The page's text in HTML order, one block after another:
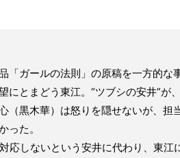
「ガールの法則」の原稿を一方的な
にとまどう東江。“ツブシの安井”が
（黒木華）は怒りを隠せないが、担
った。
応しないという安井に代わり、東江